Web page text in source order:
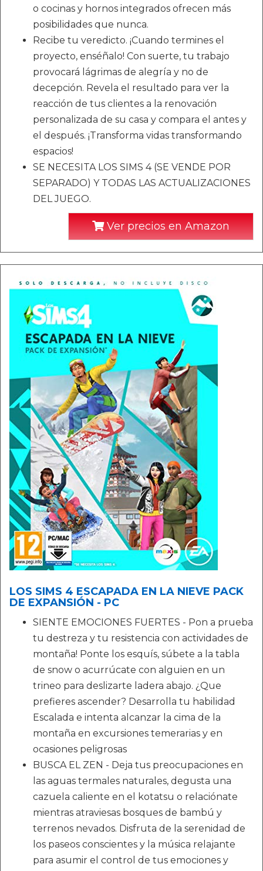
o cocinas y hornos integrados ofrecen más
posibilidades que nunca.
Recibe tu veredicto. ¡Cuando termines el
proyecto, enséñalo! Con suerte, tu trabajo
provocará lágrimas de alegría y no de
decepción. Revela el resultado para ver la
reacción de tus clientes a la renovación
personalizada de su casa y compara el antes y
el después. ¡Transforma vidas transformando
espacios!
SE NECESITA LOS SIMS 4 (SE VENDE POR
SEPARADO) Y TODAS LAS ACTUALIZACIONES
DEL JUEGO.
Ver precios en Amazon
LOS SIMS 4 ESCAPADA EN LA NIEVE PACK
DE EXPANSIÓN - PC
SIENTE EMOCIONES FUERTES - Pon a prueba
tu destreza y tu resistencia con actividades de
montaña! Ponte los esquís, súbete a la tabla
de snow o acurrúcate con alguien en un
trineo para deslizarte ladera abajo. ¿Que
prefieres ascender? Desarrolla tu habilidad
Escalada e intenta alcanzar la cima de la
montaña en excursiones temerarias y en
ocasiones peligrosas
BUSCA EL ZEN - Deja tus preocupaciones en
las aguas termales naturales, degusta una
cazuela caliente en el kotatsu o relaciónate
mientras atraviesas bosques de bambú y
terrenos nevados. Disfruta de la serenidad de
los paseos conscientes y la música relajante
para asumir el control de tus emociones y